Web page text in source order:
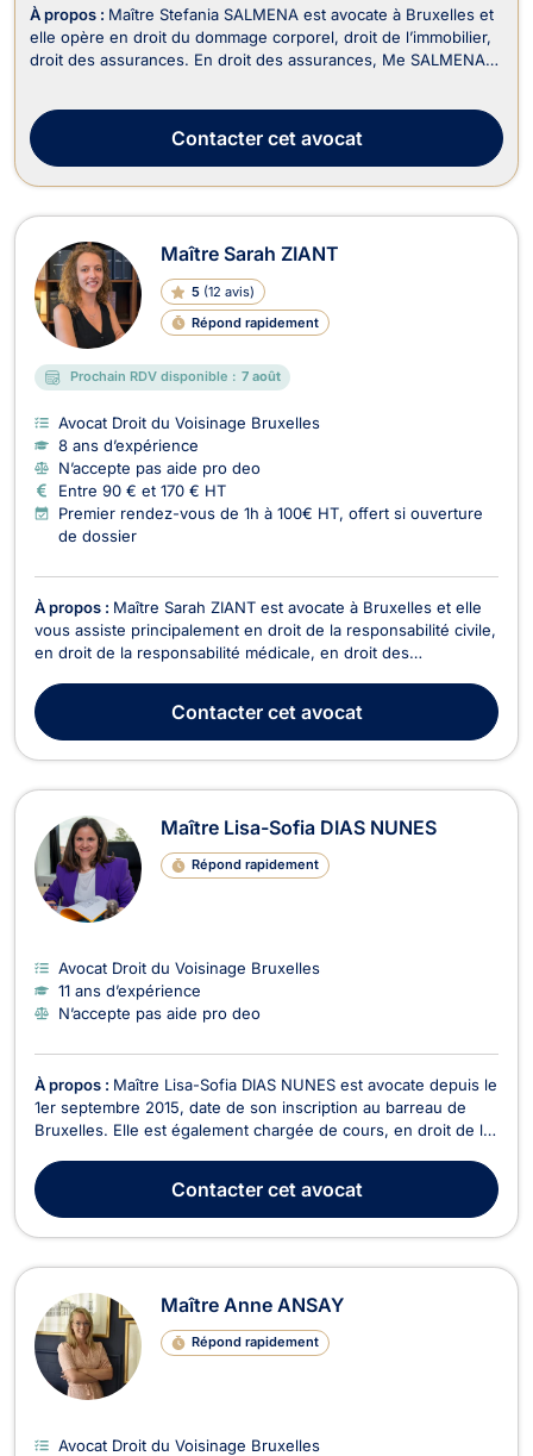
À propos : Maître Stefania SALMENA est avocate à Bruxelles et
elle opère en droit du dommage corporel, droit de l’immobilier,
droit des assurances. En droit des assurances, Me SALMENA
de la circulation. Me SALMENA Stefan...
Contactercet avocat
Maître Sarah ZIANT
5 (12 avis)
Répond rapidement
Prochain RDV disponible : 7 août
Avocat Droit du Voisinage Bruxelles
8 ans d’expérience
N’accepte pas aide pro deo
Entre 90 € et 170 € HT
Premier rendez-vous de 1h à 100€ HT, offert si ouverture
de dossier
À propos : Maître Sarah ZIANT est avocate à Bruxelles et elle
vous assiste principalement en droit de la responsabilité civile,
en droit de la responsabilité médicale, en droit des
cas de trouble de voisinage. Maitre Sarah ZIANT est
également compétente en droit de la cir...
Contactercet avocat
Maître Lisa-Sofia DIAS NUNES
Répond rapidement
Avocat Droit du Voisinage Bruxelles
11 ans d’expérience
N’accepte pas aide pro deo
À propos : Maître Lisa-Sofia DIAS NUNES est avocate depuis le
1er septembre 2015, date de son inscription au barreau de
Bruxelles. Elle est également chargée de cours, en droit de la
Bruxelles, dans le cadre du cursus d’agent immobilier. Elle
participe par ailleurs, en tant que...
Contactercet avocat
Maître Anne ANSAY
Répond rapidement
Avocat Droit du Voisinage Bruxelles